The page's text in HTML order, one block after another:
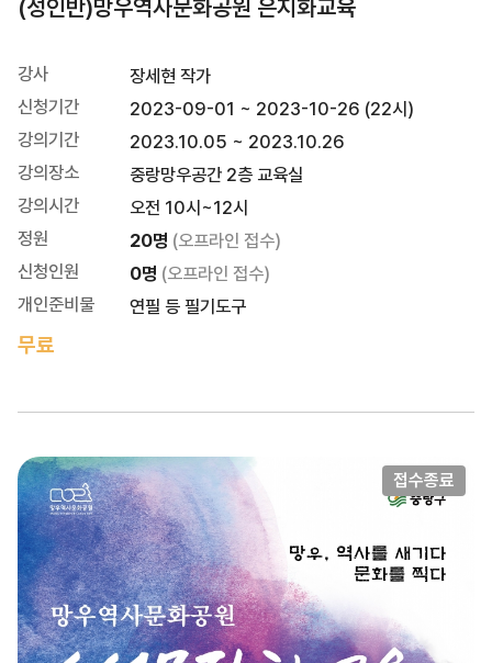
(성인반)망우역사문화공원 은지화교육
강사
장세현 작가
신청기간
2023-09-01 ~ 2023-10-26 (22시)
강의기간
2023.10.05 ~ 2023.10.26
강의장소
중랑망우공간 2층 교육실
강의시간
오전 10시~12시
정원
20명 (오프라인 접수)
신청인원
0명 (오프라인 접수)
개인준비물
연필 등 필기도구
무료
접수종료